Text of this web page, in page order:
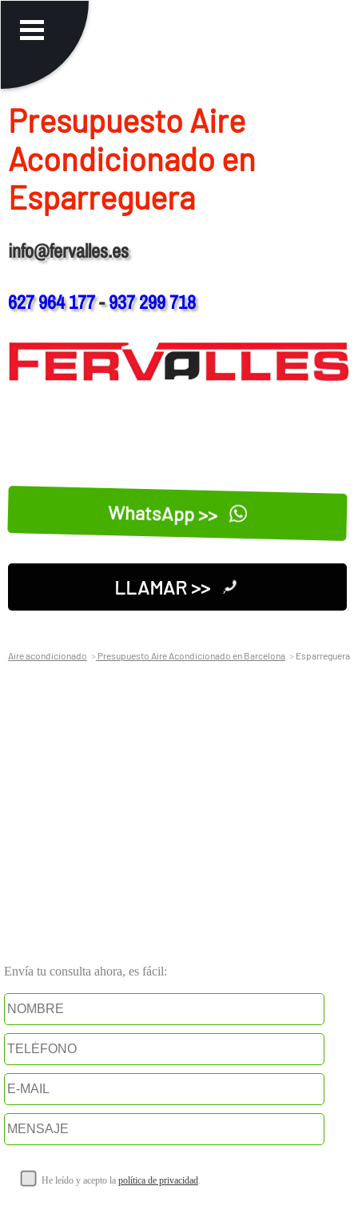
Presupuesto Aire
Acondicionado en
Esparreguera
info@fervalles.es
627 964 177-937 299 718
WhatsApp >>
LLAMAR >>
Aire acondicionado Presupuesto Aire Acondicionado en Barcelona Esparreguera
Envía tu consulta ahora, es fácil:
He leído y acepto la política de privacidad.